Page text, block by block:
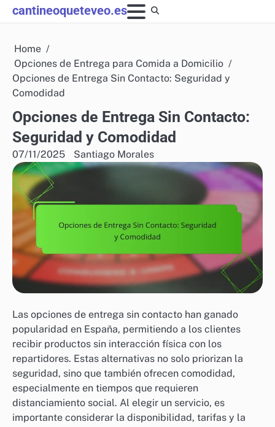
Skip
to
cantineoqueteveo.es
Home
Opciones de Entrega para Comida a Domicilio
Opciones de Entrega Sin Contacto: Seguridad y
Comodidad
Opciones de Entrega Sin Contacto:
Seguridad y Comodidad
07/11/2025 Santiago Morales
Las opciones de entrega sin contacto han ganado
popularidad en España, permitiendo a los clientes
recibir productos sin interacción física con los
repartidores. Estas alternativas no solo priorizan la
seguridad, sino que también ofrecen comodidad,
especialmente en tiempos que requieren
distanciamiento social. Al elegir un servicio, es
importante considerar la disponibilidad, tarifas y la